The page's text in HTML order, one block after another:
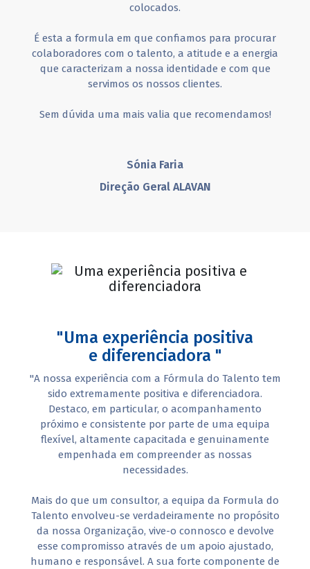
colocados.
É esta a formula em que confiamos para procurar
colaboradores com o talento, a atitude e a energia
que caracterizam a nossa identidade e com que
servimos os nossos clientes.
Sem dúvida uma mais valia que recomendamos!
Sónia Faria
Direção Geral ALAVAN
"Uma experiência positiva
e diferenciadora "
"A nossa experiência com a Fórmula do Talento tem
sido extremamente positiva e diferenciadora.
Destaco, em particular, o acompanhamento
próximo e consistente por parte de uma equipa
flexível, altamente capacitada e genuinamente
empenhada em compreender as nossas
necessidades.
Mais do que um consultor, a equipa da Formula do
Talento envolveu-se verdadeiramente no propósito
da nossa Organização, vive-o connosco e devolve
esse compromisso através de um apoio ajustado,
humano e responsável. A sua forte componente de